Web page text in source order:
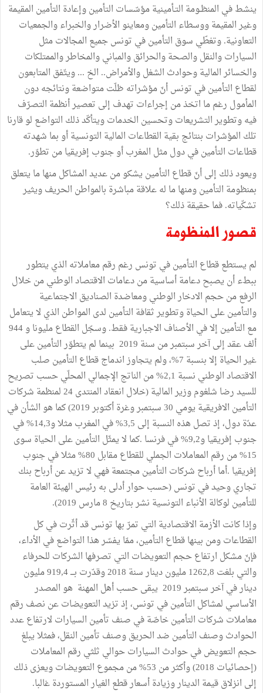
ينشط في المنظـومة التـأمينية مؤسّسات التأمين وإعادة التأمين المقيمة
وغير المقيمة ووسطاء التأمين ومعاينو الأضرار والخبراء والجمعيات
التعاونية. وتغطّي سوق التأمين في تونس جميع المجالات مثل
السيارات والنقل والصحة والحرائق والمباني والمخاطر والممتلكات
والخسائر المالية وحوادث الشغل والأمراض.. الخ ... ويتّفق المتابعون
لقطاع التأمين في تونس أنّ مؤشراته ظلّت متواضعة ونتائجه دون
المأمول رغم ما اتخذ من إجراءات تهدف إلى تعصير أنظمة التصرّف
فيه وتطوير التشريعات وتحسين الخدمات ويتأكّد ذلك التواضع لو قارنا
تلك المؤشرات بنتائج بقية القطاعات المالية التونسية أو بما شهدته
قطاعات التأمين في دول مثل المغرب أو جنوب إفريقيا من تطوّر.
ويعود ذلك إلى أنّ قطاع التأمين يشكو من عديد المشاكل منها ما يتعلق
بمنظومة التأمين ومنها ما له علاقة مباشرة بالمواطن الحريف ويثير
تشكّياته. فما حقيقة ذلك؟
قصور المنظومة
لم يستطع قطاع التأمين في تونس رغم رقم معاملاته الذي يتطور
ببطء أن يصبح دعامة أساسية من دعامات الاقتصاد الوطني من خلال
الرفع من حجم الادخار الوطني ومعاضدة الصناديق الاجتماعية
والتأمين على الحياة وتطوير ثقافة التأمين لدى المواطن الذي لا يتعامل
مع التأمين إلا في الأصناف الاجبارية فقط. وسجّل القطاع مليونا و 944
ألف عقد إلى آخر سبتمبر من سنة 2019 بينما لم يتطوّر التأمين على
غير الحياة إلا بنسبة 7%، ولم يتجاوز اندماج قطاع التأمين صلب
الاقتصاد الوطني نسبة 2,1% من الناتج الإجمالي المحلّي حسب تصريح
للسيد رضا شلغوم وزير المالية (خلال انعقاد المنتدى 24 لمنظمة شركات
التأمين الافريقية يومي 30 سبتمبر وغرة أكتوبر 2019) كما هو الشأن في
عدّة دول، إذ تصل هذه النسبة إلى 3,5% في المغرب مثلا و14,3% في
جنوب إفريقيا و9,2% في فرنسا .كما لا يمثّل التأمين على الحياة سوى
15% من رقم المعاملات الجملي للقطاع مقابل 80% مثلا في جنوب
إفريقيا .أما أرباح شركات التأمين مجتمعة فهي لا تزيد عن أرباح بنك
تجاري وحيد في تونس (حسب حوار أدلى به رئيس الهيئة العامة
للتأمين لوكالة الأنباء التونسية نشر بتاريخ 8 مارس 2019).
وإذا كانت الأزمة الاقتصادية التي تمرّ بها تونس قد أثّرت في كل
القطاعات ومن بينها قطاع التأمين، ممّا يفسّر هذا التواضع في الأداء،
فإنّ مشكل ارتفاع حجم التعويضات التي تصرفها الشركات للحرفاء
والتي بلغت 1262,8 مليون دينار سنة 2018 وقدّرت بـــ 919,4 مليون
دينار في آخر سبتمبر 2019 يبقى حسب أهل المهنة هو المصدر
الأساسي لمشاكل التأمين في تونس، إذ تزيد التعويضات عن نصف رقم
معاملات شركات التأمين خاصّة في صنف تأمين السيارات لارتفاع عدد
الحوادث وصنف التأمين ضد الحريق وصنف تأمين النقل، فمثلا يبلغ
حجم التعويض في حوادث السيارات حوالي ثلثي رقم المعاملات
(إحصائيات 2018) وأكثر من 53% من مجموع التعويضات ويعزى ذلك
إلى انزلاق قيمة الدينار وزيادة أسعار قطع الغيار المستوردة غالبا.